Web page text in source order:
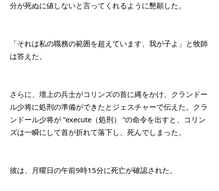
分が死ぬに値しないと言ってくれるように懇願した。
「それは私の職務の範囲を超えています、我が子よ」と牧師
は答えた。
さらに、壇上の兵士がコリンズの首に縄をかけ、クランドー
ル少将に処刑の準備ができたとジェスチャーで伝えた。クラ
ンドール少将が “execute（処刑） “の命令を出すと、コリン
ズは一瞬にして首が折れて落下し、死んでしまった。
彼は、月曜日の午前9時15分に死亡が確認された。